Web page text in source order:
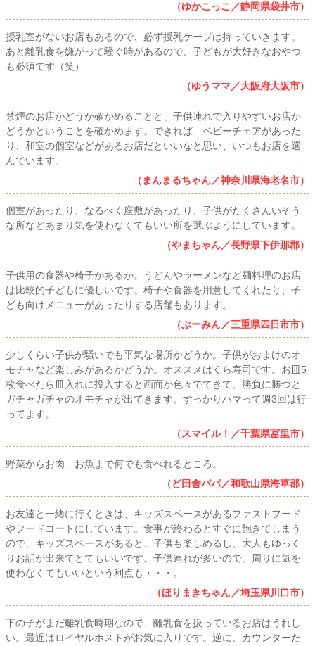
（ゆかこっこ／静岡県袋井市）
授乳室がないお店もあるので、必ず授乳ケープは持っていきます。
あと離乳食を嫌がって騒ぐ時があるので、子どもが大好きなおやつ
も必須です（笑）
（ゆうママ／大阪府大阪市）
禁煙のお店かどうか確かめることと、子供連れで入りやすいお店か
どうかということを確かめます。できれば、ベビーチェアがあった
り、和室の個室などがあるお店だといいなと思い、いつもお店を選
んでいます。
（まんまるちゃん／神奈川県海老名市）
個室があったり、なるべく座敷があったり、子供がたくさんいそう
な所などあまり気を使わなくてもいい所を選ぶようにしています。
（やまちゃん／長野県下伊那郡）
子供用の食器や椅子があるか。うどんやラーメンなど麺料理のお店
は比較的子どもに優しいです。椅子や食器を用意してくれたり、子
ども向けメニューがあったりする店舗もあります。
（ぶーみん／三重県四日市市）
少しくらい子供が騒いでも平気な場所かどうか。子供がおまけのオ
モチャなど楽しみがあるかどうか。オススメはくら寿司です。お皿5
枚食べたら皿入れに投入すると画面が色々でてきて、勝負に勝つと
ガチャガチャのオモチャが出てきます。すっかりハマって週3回は行
ってます。
（スマイル！／千葉県冨里市）
野菜からお肉、お魚まで何でも食べれるところ。
（ど田舎パパ／和歌山県海草郡）
お友達と一緒に行くときは、キッズスペースがあるファストフード
やフードコートにしています。食事が終わるとすぐに飽きてしまう
ので、キッズスペースがあると、子供も楽しめるし、大人もゆっく
りお話が出来てとてもいいです。子供連れが多いので、周りに気を
使わなくてもいいという利点も・・・。
（ほりまきちゃん／埼玉県川口市）
下の子がまだ離乳食時期なので、離乳食を扱っているお店はうれし
い。最近はロイヤルホストがお気に入りです。逆に、カウンターだ